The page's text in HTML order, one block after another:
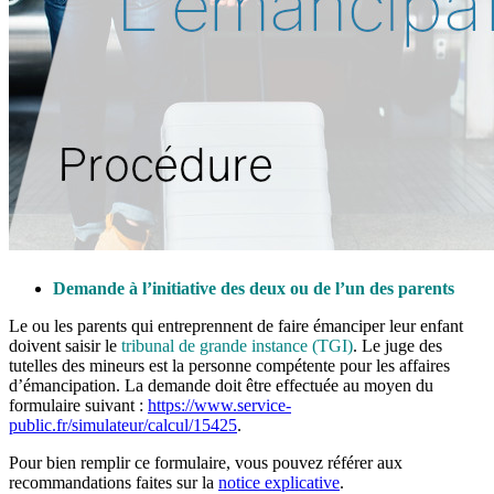
Demande à l’initiative des deux ou de l’un des parents
Le ou les parents qui entreprennent de faire émanciper leur enfant
doivent saisir le tribunal de grande instance (TGI). Le juge des
tutelles des mineurs est la personne compétente pour les affaires
d’émancipation. La demande doit être effectuée au moyen du
formulaire suivant : https://www.service-
public.fr/simulateur/calcul/15425.
Pour bien remplir ce formulaire, vous pouvez référer aux
recommandations faites sur la notice explicative.